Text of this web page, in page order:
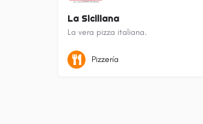
La Siciliana
La vera pizza italiana.
Zárate (localidad)
Pizzería